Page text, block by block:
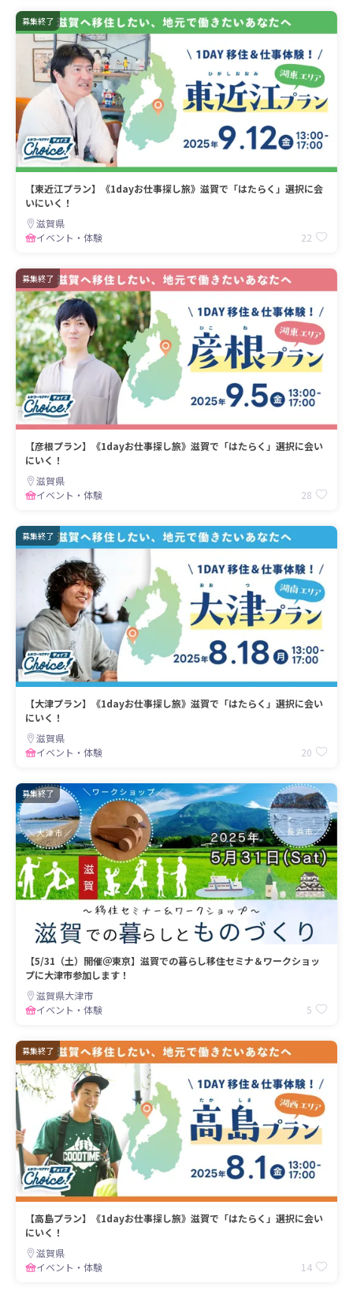
募集終了
【東近江プラン】《1dayお仕事探し旅》滋賀で「はたらく」選択に会
いにいく！
滋賀県
イベント・体験
22
募集終了
【彦根プラン】《1dayお仕事探し旅》滋賀で「はたらく」選択に会い
にいく！
滋賀県
イベント・体験
28
募集終了
【大津プラン】《1dayお仕事探し旅》滋賀で「はたらく」選択に会い
にいく！
滋賀県
イベント・体験
20
募集終了
【5/31（土）開催＠東京】滋賀での暮らし移住セミナ＆ワークショッ
プに大津市参加します！
滋賀県大津市
イベント・体験
5
募集終了
【高島プラン】《1dayお仕事探し旅》滋賀で「はたらく」選択に会い
にいく！
滋賀県
イベント・体験
14